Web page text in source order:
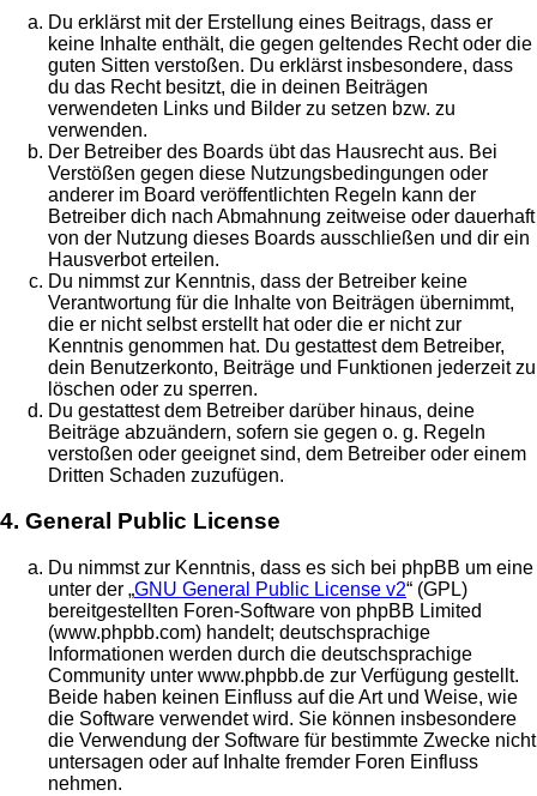
Du erklärst mit der Erstellung eines Beitrags, dass er
keine Inhalte enthält, die gegen geltendes Recht oder die
guten Sitten verstoßen. Du erklärst insbesondere, dass
du das Recht besitzt, die in deinen Beiträgen
verwendeten Links und Bilder zu setzen bzw. zu
verwenden.
Der Betreiber des Boards übt das Hausrecht aus. Bei
Verstößen gegen diese Nutzungsbedingungen oder
anderer im Board veröffentlichten Regeln kann der
Betreiber dich nach Abmahnung zeitweise oder dauerhaft
von der Nutzung dieses Boards ausschließen und dir ein
Hausverbot erteilen.
Du nimmst zur Kenntnis, dass der Betreiber keine
Verantwortung für die Inhalte von Beiträgen übernimmt,
die er nicht selbst erstellt hat oder die er nicht zur
Kenntnis genommen hat. Du gestattest dem Betreiber,
dein Benutzerkonto, Beiträge und Funktionen jederzeit zu
löschen oder zu sperren.
Du gestattest dem Betreiber darüber hinaus, deine
Beiträge abzuändern, sofern sie gegen o. g. Regeln
verstoßen oder geeignet sind, dem Betreiber oder einem
Dritten Schaden zuzufügen.
4. General Public License
Du nimmst zur Kenntnis, dass es sich bei phpBB um eine
unter der „GNU General Public License v2“ (GPL)
bereitgestellten Foren-Software von phpBB Limited
(www.phpbb.com) handelt; deutschsprachige
Informationen werden durch die deutschsprachige
Community unter www.phpbb.de zur Verfügung gestellt.
Beide haben keinen Einfluss auf die Art und Weise, wie
die Software verwendet wird. Sie können insbesondere
die Verwendung der Software für bestimmte Zwecke nicht
untersagen oder auf Inhalte fremder Foren Einfluss
nehmen.